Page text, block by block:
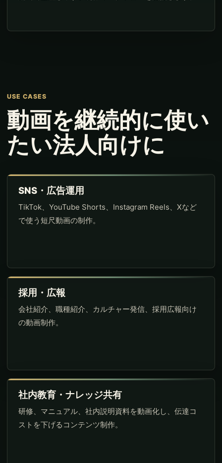
USE CASES
動画を継続的に使い
たい法人向けに
SNS・広告運用
TikTok、YouTube Shorts、Instagram Reels、Xなど
で使う短尺動画の制作。
採用・広報
会社紹介、職種紹介、カルチャー発信、採用広報向け
の動画制作。
社内教育・ナレッジ共有
研修、マニュアル、社内説明資料を動画化し、伝達コ
ストを下げるコンテンツ制作。